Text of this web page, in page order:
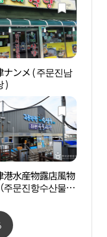
ナンメ ( 주문진남
)
港水産物露店風物
주문진항수산물좌